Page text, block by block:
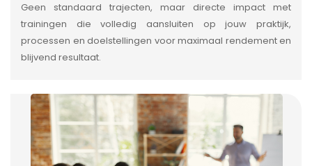
Geen standaard trajecten, maar directe impact met
trainingen die volledig aansluiten op jouw praktijk,
processen en doelstellingen voor maximaal rendement en
blijvend resultaat.